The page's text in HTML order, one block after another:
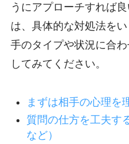
うにアプローチすれば
は、具体的な対処法を
手のタイプや状況に合
してみてください。
まずは相手の心理を
質問の仕方を工夫す
など）